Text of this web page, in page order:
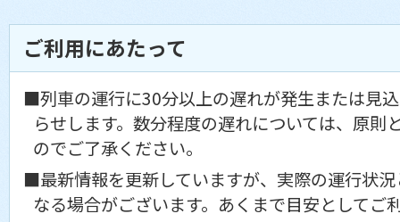
ご利用にあたって
■列車の運行に30分以上の遅れが発生または見
らせします。数分程度の遅れについては、原則
のでご了承ください。
■最新情報を更新していますが、実際の運行状
なる場合がございます。あくまで目安としてご